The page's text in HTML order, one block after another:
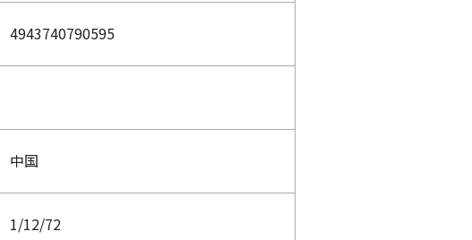
4943740790595
中国
1/12/72